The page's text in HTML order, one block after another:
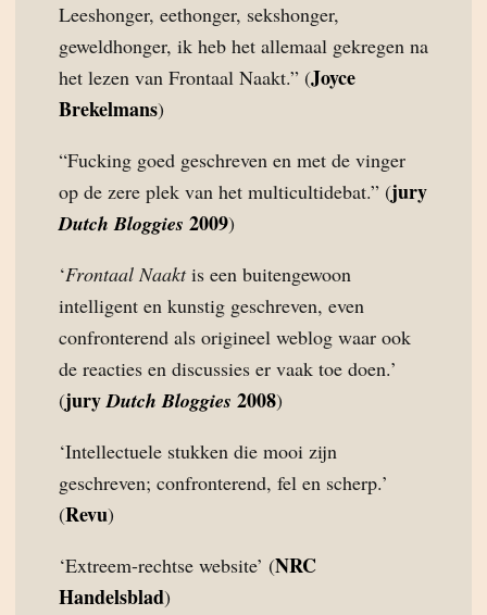
Leeshonger, eethonger, sekshonger,
geweldhonger, ik heb het allemaal gekregen na
het lezen van Frontaal Naakt.” (Joyce
Brekelmans)
“Fucking goed geschreven en met de vinger
op de zere plek van het multicultidebat.” (jury
Dutch Bloggies 2009)
‘Frontaal Naaktis een buitengewoon
intelligent en kunstig geschreven, even
confronterend als origineel weblog waar ook
de reacties en discussies er vaak toe doen.’
(juryDutch Bloggies 2008)
‘Intellectuele stukken die mooi zijn
geschreven; confronterend, fel en scherp.’
(Revu)
‘Extreem-rechtse website’ (NRC
Handelsblad)